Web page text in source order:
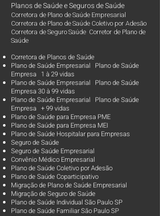
Planos de SaúdeeSeguros de Saúde
Corretora de Plano de Saúde Empresarial
Corretora de Plano de Saúde Coletivo por Adesão
Corretora de Seguro Saúde Corretor de Plano de
Saúde
Corretora de Planos de Saúde
Plano de Saúde Empresarial Plano de Saúde
Empresa 1 à 29 vidas
Plano de Saúde Empresarial Plano de Saúde
Empresa 30 à 99 vidas ​
Plano de Saúde Empresarial Plano de Saúde
Empresa + 99 vidas
Plano de Saúde para Empresa PME
Plano de Saúde para Empresa MEI
Plano de Saúde Hospitalar para Empresas
Seguro de Saúde
Seguro de Saúde Empresarial
Convênio Médico Empresarial
Plano de Saúde Coletivo por Adesão
Plano de Saúde Coparticipativo
Migração de Plano de Saúde Empresarial
Migração de Seguro de Saúde
Plano de Saúde Individual São Paulo SP
Plano de Saúde Familiar São Paulo SP